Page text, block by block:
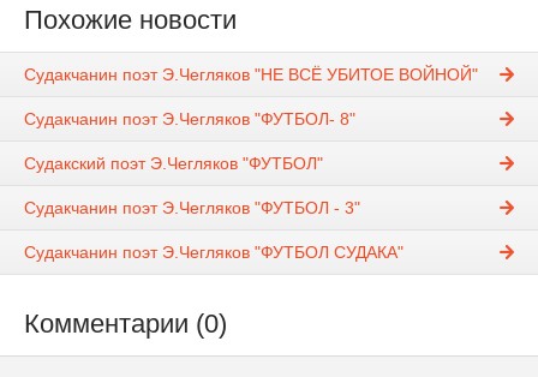
Похожие новости
Судакчанин поэт Э.Чегляков "НЕ ВСЁ УБИТОЕ ВОЙНОЙ"
Судакчанин поэт Э.Чегляков "ФУТБОЛ- 8"
Судакский поэт Э.Чегляков "ФУТБОЛ"
Судакчанин поэт Э.Чегляков "ФУТБОЛ - 3"
Судакчанин поэт Э.Чегляков "ФУТБОЛ СУДАКА"
Комментарии (0)